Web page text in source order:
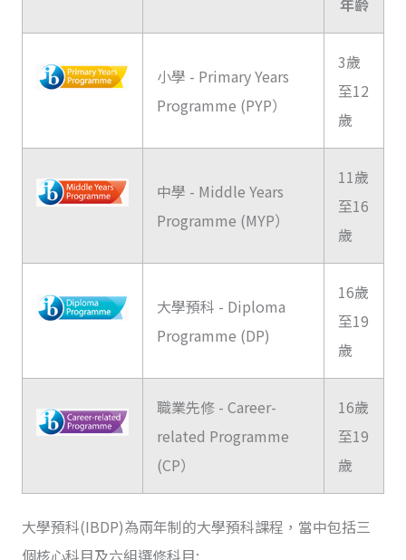
小學 - Primary Years
Programme (PYP）
3歲
至12
歲
中學 - Middle Years
Programme (MYP）
11歲
至16
歲
大學預科 - Diploma
Programme (DP)
16歲
至19
歲
職業先修 - Career-
related Programme
(CP）
16歲
至19
歲
大學預科(IBDP)為兩年制的大學預科課程，當中包括三
個核心科目及六組選修科目: